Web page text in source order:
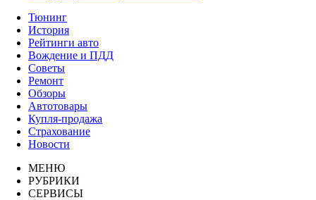
Тюнинг
История
Рейтинги авто
Вождение и ПДД
Советы
Ремонт
Обзоры
Автотовары
Купля-продажа
Страхование
Новости
МЕНЮ
РУБРИКИ
СЕРВИСЫ